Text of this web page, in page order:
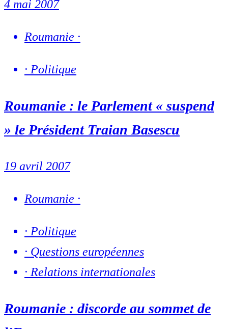
4 mai 2007
Roumanie ·
· Politique
Roumanie : le Parlement « suspend
» le Président Traian Basescu
19 avril 2007
Roumanie ·
· Politique
· Questions européennes
· Relations internationales
Roumanie : discorde au sommet de